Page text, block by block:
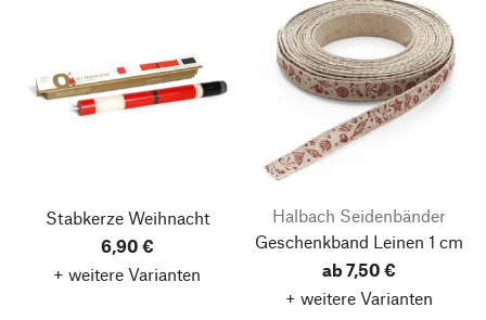
Stabkerze Weihnacht
6,90 €
+ weitere Varianten
Halbach Seidenbänder
Geschenkband Leinen 1 cm
ab 7,50 €
+ weitere Varianten